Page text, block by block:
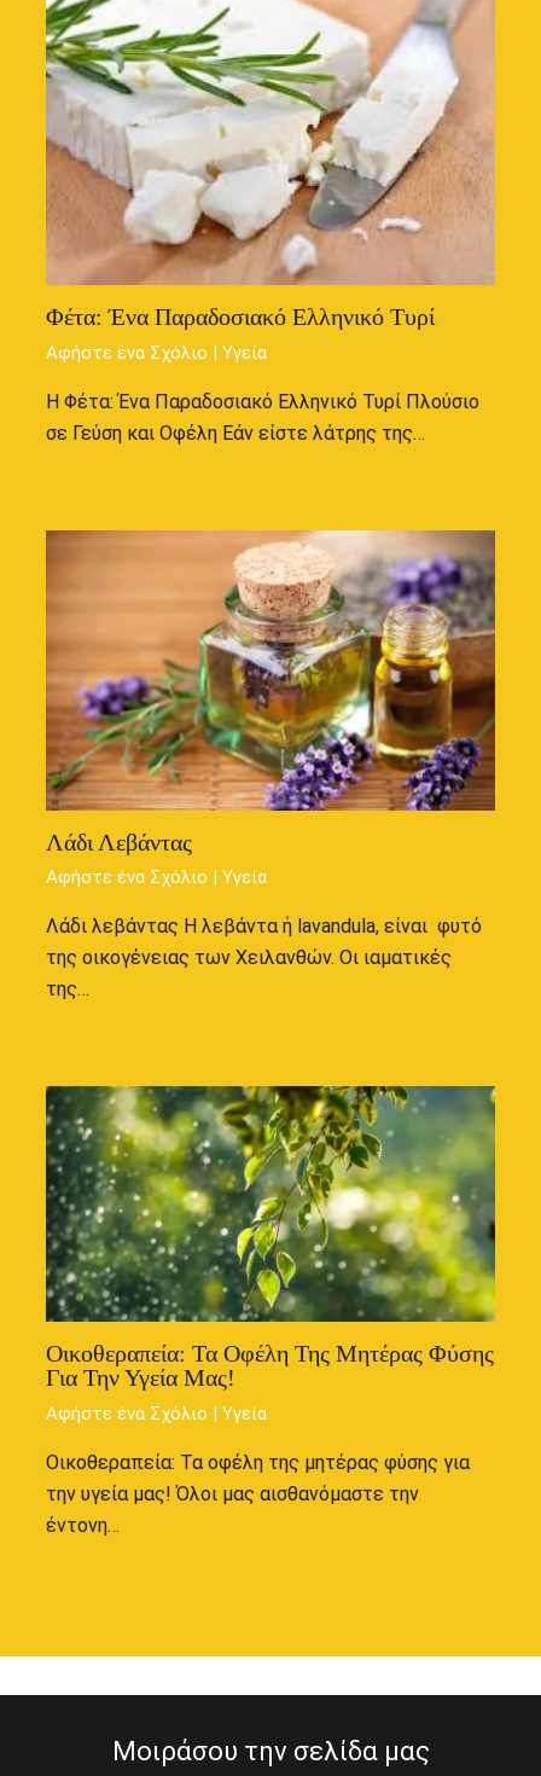
Φέτα: Ένα Παραδοσιακό Ελληνικό Τυρί
Αφήστε ένα Σχόλιο |Υγεία
Η Φέτα: Ένα Παραδοσιακό Ελληνικό Τυρί Πλούσιο
σε Γεύση και Οφέλη Εάν είστε λάτρης της…
Λάδι Λεβάντας
Αφήστε ένα Σχόλιο |Υγεία
Λάδι λεβάντας Η λεβάντα ή lavandula, είναι φυτό
της οικογένειας των Χειλανθών. Οι ιαματικές
της…
Οικοθεραπεία: Τα Οφέλη Της Μητέρας Φύσης
Για Την Υγεία Μας!
Αφήστε ένα Σχόλιο |Υγεία
Οικοθεραπεία: Τα οφέλη της μητέρας φύσης για
την υγεία μας! Όλοι μας αισθανόμαστε την
έντονη…
Μοιράσου την σελίδα μας